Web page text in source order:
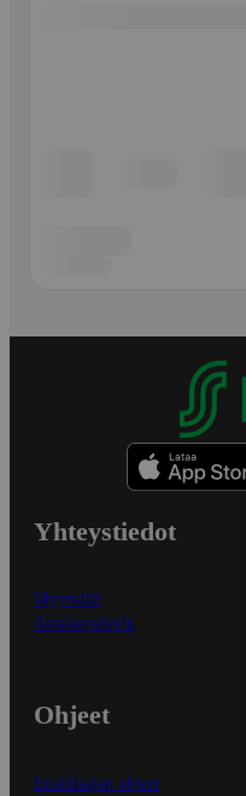
Yhteystiedot
Myymälät
Asiakaspalvelu
Ohjeet
Ensitilaajan ohjeet